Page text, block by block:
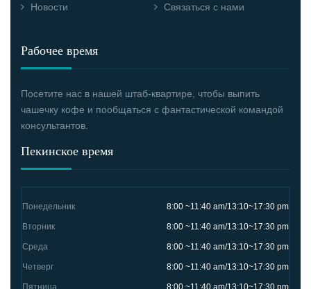
Новости Связаться с нами
Рабочее время
Посетите нас в нашей штаб-квартире, чтобы выпить
чашечку кофе и пообщаться с фантастической командой
консультантов.
Пекинское время
Понедельник 8:00 ~11:40 am/13:10~17:30 pm
Вторник 8:00 ~11:40 am/13:10~17:30 pm
Среда 8:00 ~11:40 am/13:10~17:30 pm
Четверг 8:00 ~11:40 am/13:10~17:30 pm